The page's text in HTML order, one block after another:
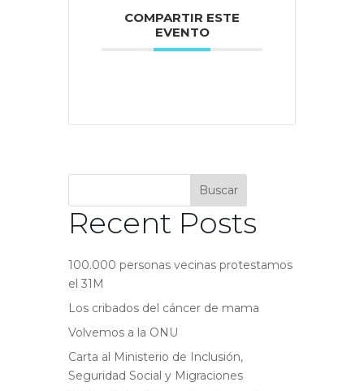
COMPARTIR ESTE
EVENTO
Buscar
Recent Posts
100.000 personas vecinas protestamos
el 31M
Los cribados del cáncer de mama
Volvemos a la ONU
Carta al Ministerio de Inclusión,
Seguridad Social y Migraciones